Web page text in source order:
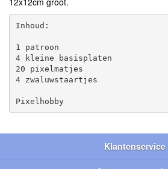
Inhoud:
1 patroon
4 kleine basisplaten
20 pixelmatjes
4 zwaluwstaartjes
Pixelhobby
Klantenservice